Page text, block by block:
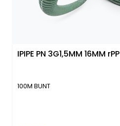
IPIPE PN 3G1,5MM 16MM rPP
100M BUNT